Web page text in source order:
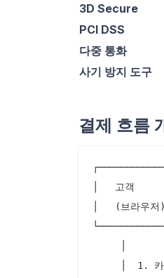
3D Secure
PCI DSS
다중 통화
사기 방지 도구
결제 흐름
│   고객
│   (브라우
│  1.